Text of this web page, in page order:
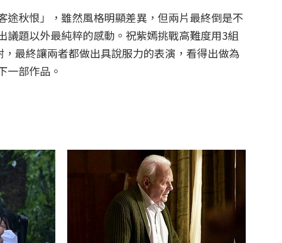
途秋恨」，雖然風格明顯差異，但兩片最終倒是不
題以外最純粹的感動。祝紫嫣挑戰高難度用3組
最終讓兩者都做出具說服力的表演，看得出做為
一部作品。